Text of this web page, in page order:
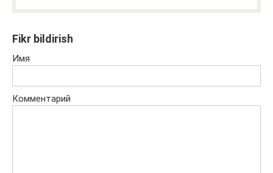
Fikr bildirish
Имя
Комментарий